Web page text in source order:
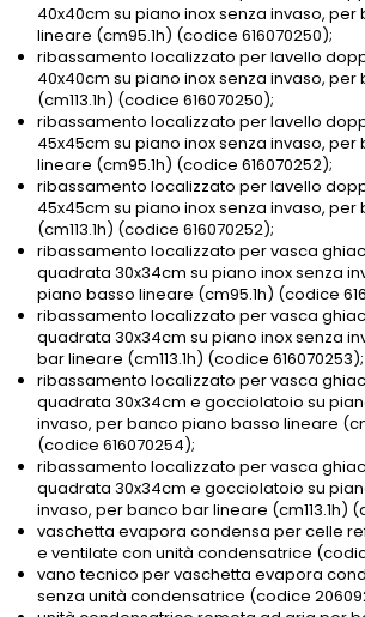
40x40cm su piano inox senza invaso,
lineare (cm95.1h) (codice 616070250);
ribassamento localizzato per lavello
40x40cm su piano inox senza invaso,
(cm113.1h) (codice 616070250);
ribassamento localizzato per lavello
45x45cm su piano inox senza invaso,
lineare (cm95.1h) (codice 616070252);
ribassamento localizzato per lavello
45x45cm su piano inox senza invaso,
(cm113.1h) (codice 616070252);
ribassamento localizzato per vasca
quadrata 30x34cm su piano inox senza
piano basso lineare (cm95.1h) (codice
ribassamento localizzato per vasca
quadrata 30x34cm su piano inox senza
bar lineare (cm113.1h) (codice 616070253);
ribassamento localizzato per vasca
quadrata 30x34cm e gocciolatoio su
invaso, per banco piano basso lineare
(codice 616070254);
ribassamento localizzato per vasca
quadrata 30x34cm e gocciolatoio su
invaso, per banco bar lineare (cm113.1h)
vaschetta evapora condensa per celle
e ventilate con unità condensatrice
vano tecnico per vaschetta evapora
senza unità condensatrice (codice